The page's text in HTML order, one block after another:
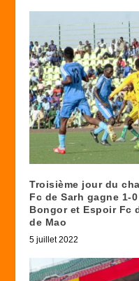
Troisième jour du
Fc de Sarh gagne 1-
Bongor et Espoir Fc
de Mao
5 juillet 2022